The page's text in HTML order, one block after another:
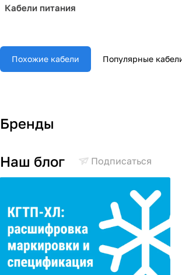
Кабели питания
Похожие кабели Популярные
Бренды
Наш блог Подписаться